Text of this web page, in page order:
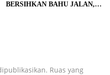
BERSIHKAN BAHU JALAN,
Ruas yang